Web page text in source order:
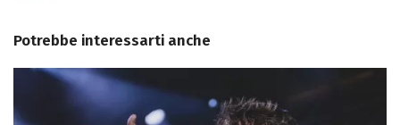
Potrebbe interessarti anche